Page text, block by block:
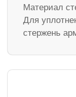
Материал
Для
стержень